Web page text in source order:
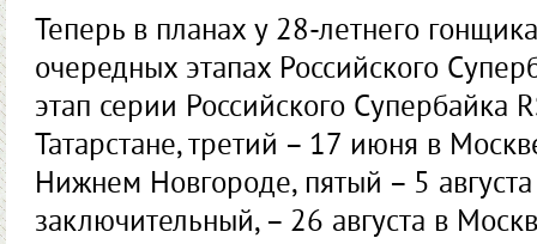
Теперь в планах у 28-летнего
очередных этапах Российского
этап серии Российского Супербайка
Татарстане, третий – 17 июня в
Нижнем Новгороде, пятый – 5
заключительный, – 26 августа в